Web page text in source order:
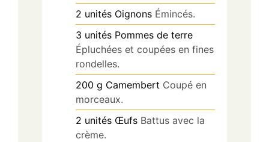
2 unités Oignons Émincés.
3 unités Pommes de terre
Épluchées et coupées en fines
rondelles.
200 g Camembert Coupé en
morceaux.
2 unités Œufs Battus avec la
crème.